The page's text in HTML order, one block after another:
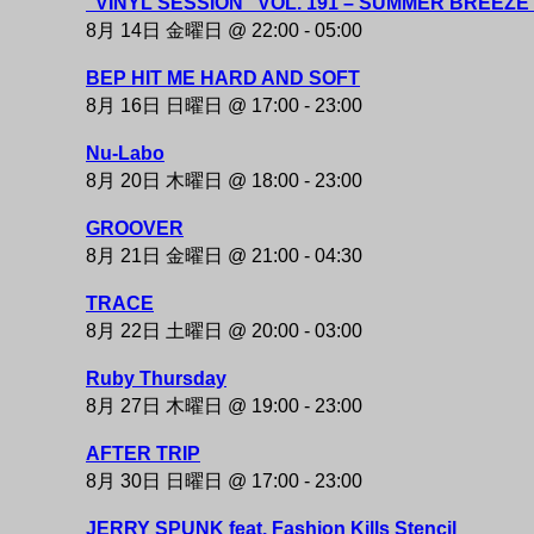
ー
シ
ョ
8月 14日 金曜日 @ 22:00 - 05:00
BEP HIT ME HARD AND SOFT
8月 16日 日曜日 @ 17:00 - 23:00
Nu-Labo
8月 20日 木曜日 @ 18:00 - 23:00
GROOVER
8月 21日 金曜日 @ 21:00 - 04:30
TRACE
8月 22日 土曜日 @ 20:00 - 03:00
Ruby Thursday
8月 27日 木曜日 @ 19:00 - 23:00
AFTER TRIP
8月 30日 日曜日 @ 17:00 - 23:00
JERRY SPUNK feat. Fashion Kills Stencil